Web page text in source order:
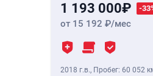
1 193 000 -
от 15 192 /мес
2018 г.в., Пробег: 60 052